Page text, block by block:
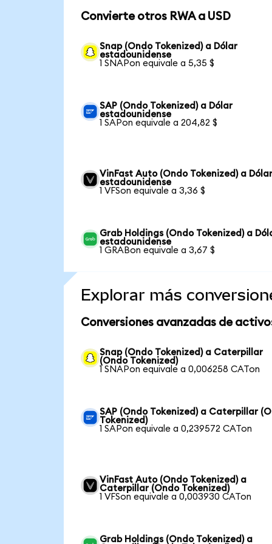
Convierte otros RWA a USD
Snap (Ondo Tokenized) a Dólar
estadounidense
1 SNAPon equivale a 5,35 $
SAP (Ondo Tokenized) a Dólar
estadounidense
1 SAPon equivale a 204,82 $
VinFast Auto (Ondo Tokenized) a
estadounidense
1 VFSon equivale a 3,36 $
Grab Holdings (Ondo Tokenized) a
estadounidense
1 GRABon equivale a 3,67 $
Explorar más
Conversiones avanzadas de
Snap (Ondo Tokenized) a Caterpillar
(Ondo Tokenized)
1 SNAPon equivale a 0,006258 CATon
SAP (Ondo Tokenized) a Caterpillar
Tokenized)
1 SAPon equivale a 0,239572 CATon
VinFast Auto (Ondo Tokenized) a
Caterpillar (Ondo Tokenized)
1 VFSon equivale a 0,003930 CATon
Grab Holdings (Ondo Tokenized) a